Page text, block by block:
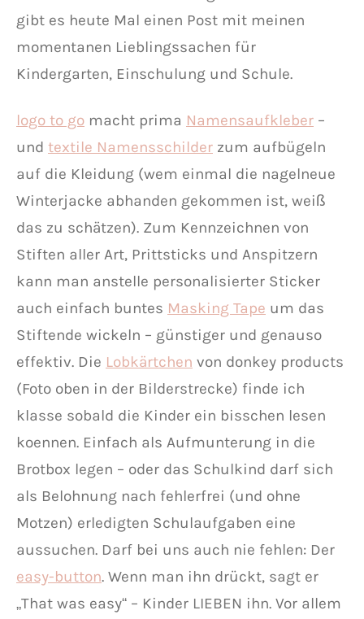
gibt es heute Mal einen Post mit meinen
momentanen Lieblingssachen für
Kindergarten, Einschulung und Schule.
logo to go macht prima Namensaufkleber –
und textile Namensschilder zum aufbügeln
auf die Kleidung (wem einmal die nagelneue
Winterjacke abhanden gekommen ist, weiß
das zu schätzen). Zum Kennzeichnen von
Stiften aller Art, Prittsticks und Anspitzern
kann man anstelle personalisierter Sticker
auch einfach buntes Masking Tape um das
Stiftende wickeln – günstiger und genauso
effektiv. Die Lobkärtchen von donkey products
(Foto oben in der Bilderstrecke) finde ich
klasse sobald die Kinder ein bisschen lesen
koennen. Einfach als Aufmunterung in die
Brotbox legen – oder das Schulkind darf sich
als Belohnung nach fehlerfrei (und ohne
Motzen) erledigten Schulaufgaben eine
aussuchen. Darf bei uns auch nie fehlen: Der
easy-button. Wenn man ihn drückt, sagt er
„That was easy“ – Kinder LIEBEN ihn. Vor allem